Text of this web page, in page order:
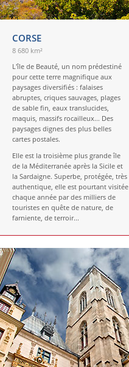
CORSE
8 680 km²
L'île de Beauté, un nom prédestiné
pour cette terre magnifique aux
paysages diversifiés : falaises
abruptes, criques sauvages, plages
de sable fin, eaux translucides,
maquis, massifs rocailleux... Des
paysages dignes des plus belles
cartes postales.
Elle est la troisième plus grande île
de la Méditerranée après la Sicile et
la Sardaigne. Superbe, protégée, très
authentique, elle est pourtant visitée
chaque année par des milliers de
touristes en quête de nature, de
farniente, de terroir...